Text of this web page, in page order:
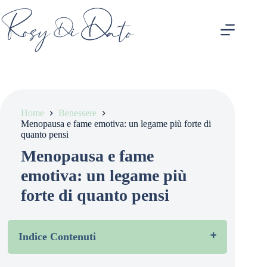
al
contenuto
Home
Benessere
Menopausa e fame emotiva: un legame più forte di
quanto pensi
Menopausa e fame
emotiva: un legame più
forte di quanto pensi
Indice Contenuti